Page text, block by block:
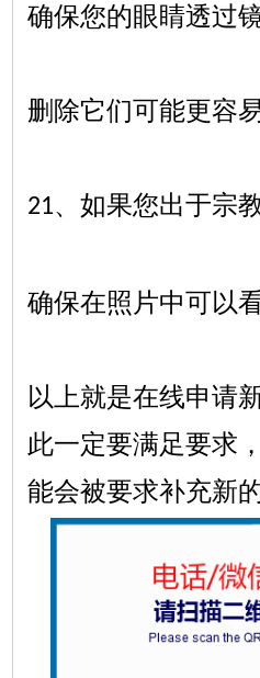
确保您的眼睛透过
删除它们可能更容易
21、如果您出于宗
确保在照片中可以
以上就是在线申请
此一定要满足要求
能会被要求补充新